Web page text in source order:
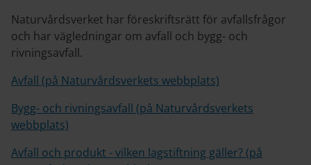
Naturvårdsverket har föreskriftsrätt för avfallsfrågor
och har vägledningar om avfall och bygg- och
rivningsavfall.
Avfall (på Naturvårdsverkets webbplats)
Bygg- och rivningsavfall (på Naturvårdsverkets
webbplats)
Avfall och produkt - vilken lagstiftning gäller? (på